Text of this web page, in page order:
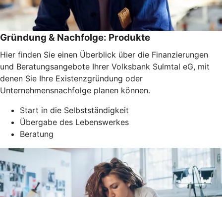
Gründung & Nachfolge: Produkte
Hier finden Sie einen Überblick über die Finanzierungen
und Beratungsangebote Ihrer Volksbank Sulmtal eG, mit
denen Sie Ihre Existenzgründung oder
Unternehmensnachfolge planen können.
Start in die Selbstständigkeit
Übergabe des Lebenswerkes
Beratung